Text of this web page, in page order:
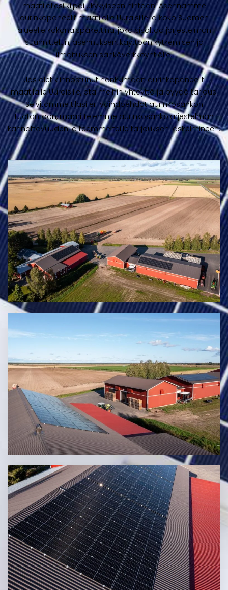
maatilallesi kilpailukykyiseen hintaan. Asennamme
aurinkopaneelit maatilalle Uuraisille ja koko Suomen
alueelle kokonaispakettina, joka sisältää järjestelmän
suunnittelun, asennuksen, käyttöön kytkemisen ja
ilmoituksen sähköverkkoyhtiölle.
Jos olet kiinnostunut hankkimaan aurinkopaneelit
maatilalle Uuraisille, ota meihin yhteyttä ja pyydä tarjous.
Selvitämme tilasi eri vaihdoehdot aurinkosähkön
tuotantoon, määrittelemme aurinkosähköjärjestelmän
kannattavuuden ja teemme teille tarjouksen laskelmineen.